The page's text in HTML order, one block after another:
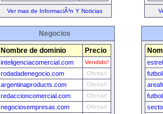
Ver mas de InformaciÃ³n Y Noticias
Negocios
Nombre de dominio Precio
inteligenciacomercial.com Vendido!
rodadadenegocio.com Ofertar!
argentinaproducts.com Ofertar!
redaccioncomercial.com Ofertar!
negociosempresas.com Ofertar!